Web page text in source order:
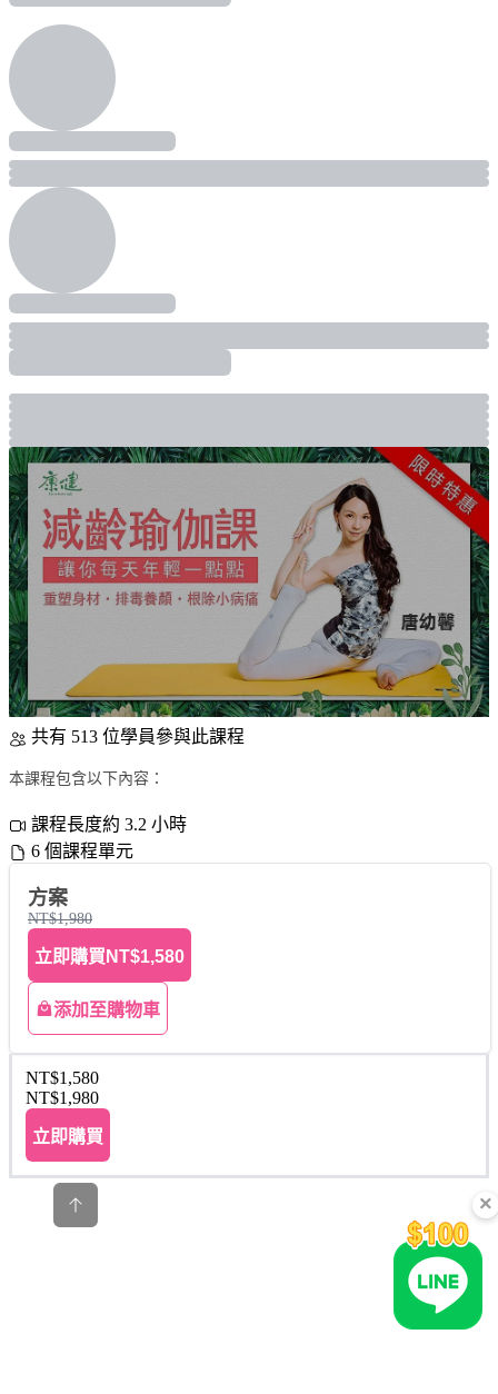
共有 513 位學員參與此課程
本課程包含以下內容：
課程長度約 3.2 小時
6 個課程單元
方案
NT$1,980
立即購買 NT$1,580
添加至購物車
NT$1,580
NT$1,980
立即購買
×